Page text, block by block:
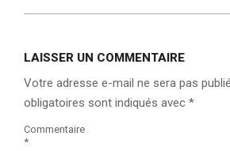
LAISSER UN COMMENTAIRE
Votre adresse e-mail ne sera pas
obligatoires sont indiqués avec *
Commentaire
*